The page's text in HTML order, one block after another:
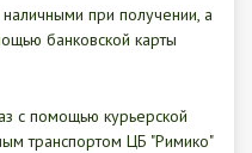
при получении, а
банковской карты
с помощью курьерской
транспортом ЦБ "Римико"